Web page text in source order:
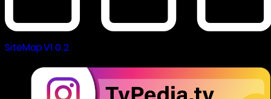
SiteMap V1.0.2